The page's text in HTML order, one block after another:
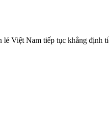
Việt Nam tiếp tục khẳng định